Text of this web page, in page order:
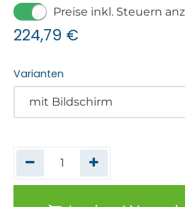
Preise inkl. Steuern
224,79 €
Varianten